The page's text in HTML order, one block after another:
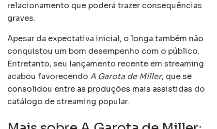
relacionamento que poderá trazer consequências
graves.
Apesar da expectativa inicial, o longa também não
conquistou um bom desempenho com o público.
Entretanto, seu lançamento recente em streaming
acabou favorecendo A Garota de Miller, quese
consolidou entre as produções mais assistidas do
catálogo de streaming popular.